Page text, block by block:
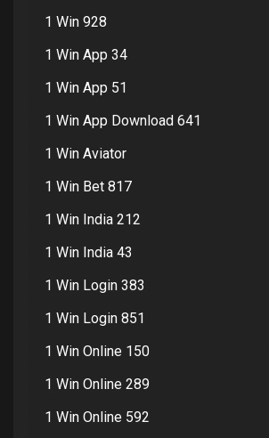
1 Win 928
1 Win App 34
1 Win App 51
1 Win App Download 641
1 Win Aviator
1 Win Bet 817
1 Win India 212
1 Win India 43
1 Win Login 383
1 Win Login 851
1 Win Online 150
1 Win Online 289
1 Win Online 592